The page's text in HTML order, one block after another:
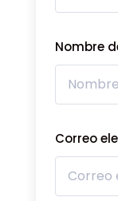
Nombre
Correo